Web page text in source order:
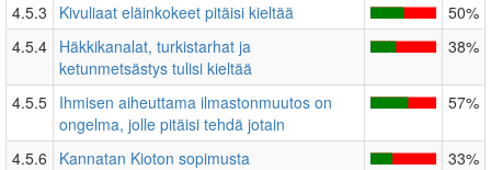
4.5.3 Kivuliaat eläinkokeet pitäisi kieltää
50%
4.5.4 Häkkikanalat, turkistarhat ja
ketunmetsästys tulisi kieltää
38%
4.5.5 Ihmisen aiheuttama ilmastonmuutos on
ongelma, jolle pitäisi tehdä jotain
57%
4.5.6 Kannatan Kioton sopimusta
33%